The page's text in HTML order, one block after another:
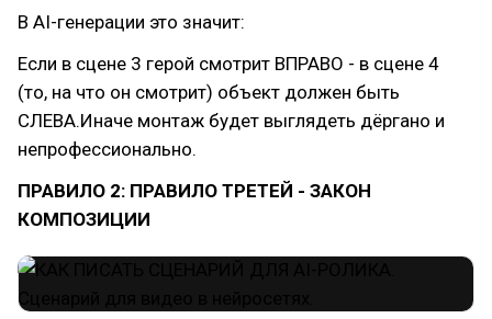
В AI-генерации это значит:
Если в сцене 3 герой смотрит ВПРАВО - в сцене 4
(то, на что он смотрит) объект должен быть
СЛЕВА.Иначе монтаж будет выглядеть дёргано и
непрофессионально.
ПРАВИЛО 2: ПРАВИЛО ТРЕТЕЙ - ЗАКОН
КОМПОЗИЦИИ